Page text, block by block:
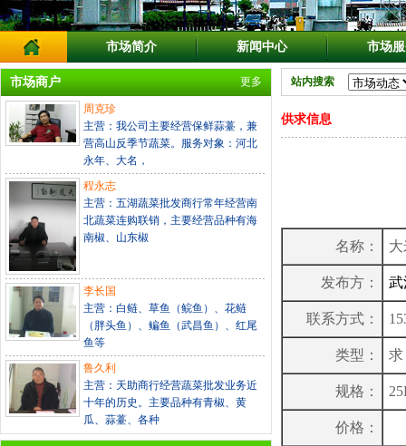
市场简介 新闻中心 市场
市场商户 更多
周克珍
主营：我公司主要经营保鲜蒜薹，兼
营高山反季节蔬菜。服务对象：河北
永年、大名，
程永志
主营：五湖蔬菜批发商行常年经营南
北蔬菜连购联销，主要经营品种有海
南椒、山东椒
李长国
主营：白鲢、草鱼（鲩鱼）、花鲢
（胖头鱼）、鳊鱼（武昌鱼）、红尾
鱼等
鲁久利
主营：天助商行经营蔬菜批发业务近
十年的历史。主要品种有青椒、黄
瓜、蒜薹、各种
站内搜索
供求信息
名称：
发布方： 武
联系方式：
类型： 求
规格：
价格：